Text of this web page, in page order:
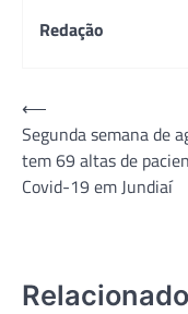
Redação
Navegação
de
Post
⟵
Segunda semana de
tem 69 altas de
Covid-19 em Jundiaí